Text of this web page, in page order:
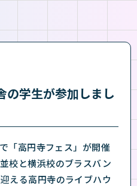
立志舎
の学生が参加しまし
「高円寺フェス」が開催
校と横浜校のブラスバン
える高円寺のライブハウ